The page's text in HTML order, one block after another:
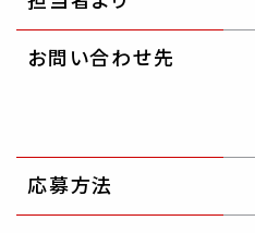
お問い合わせ先
応募方法